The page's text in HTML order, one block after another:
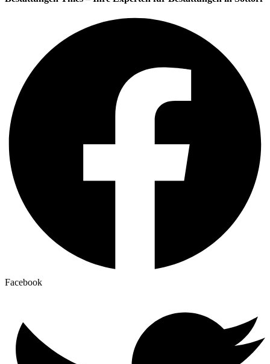
Facebook